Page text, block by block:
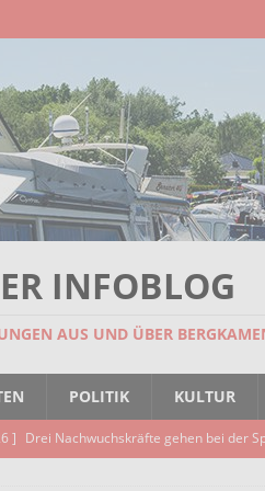
INFOBLOG
AUS UND ÜBER
POLITIK KULTUR
] Drei Nachwuchskräfte gehen bei der